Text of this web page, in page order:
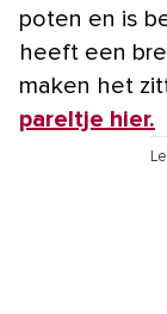
poten en is
heeft een
maken het
pareltje hier.